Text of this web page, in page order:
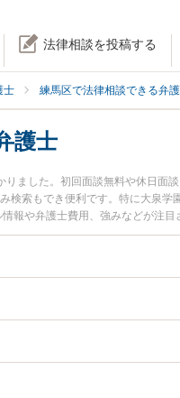
法律相談を投稿する
士 練馬区で法律相談できる弁
護士
ました。初回面談無料や休日
検索もでき便利です。特に大泉
報や弁護士費用、強みなどが注
近くの弁護士を検索したい』『